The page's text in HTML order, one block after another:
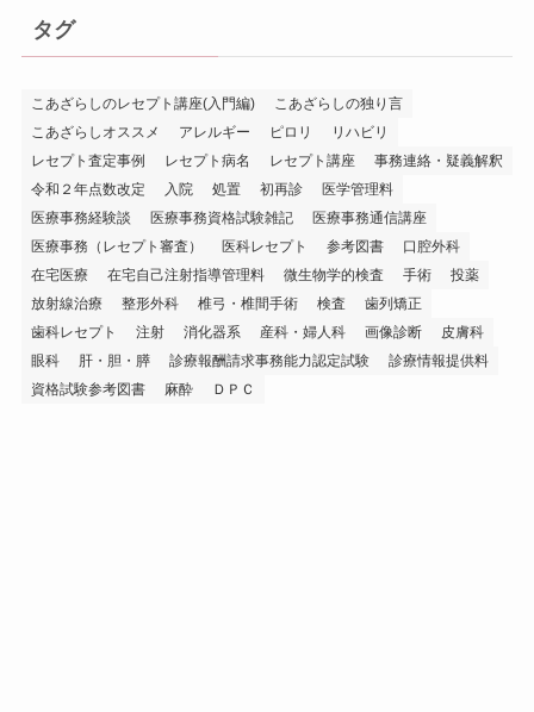
タグ
こあざらしのレセプト講座(入門編)
こあざらしの独り言
こあざらしオススメ
アレルギー ピロリ
リハビリ
レセプト査定事例
レセプト病名 レセプト講座
事務連絡・疑義解釈
令和２年点数改定
入院 処置 初再診
医学管理料
医療事務経験談
医療事務資格試験雑記
医療事務通信講座
医療事務（レセプト審査）
医科レセプト 参考図書
口腔外科
在宅医療
在宅自己注射指導管理料 微生物学的検査 手術
投薬
放射線治療
整形外科 椎弓・椎間手術 検査
歯列矯正
歯科レセプト
注射 消化器系 産科・婦人科 画像診断
皮膚科
眼科
肝・胆・膵 診療報酬請求事務能力認定試験
診療情報提供料
資格試験参考図書
麻酔 ＤＰＣ